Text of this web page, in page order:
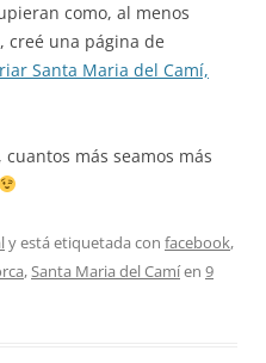
como, al menos
una página de
Santa Maria del Camí,
más seamos más
y está etiquetada con facebook,
,Santa Maria del Camíen 9